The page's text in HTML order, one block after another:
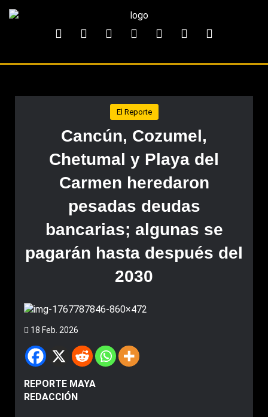
El Reporte
Cancún, Cozumel,
Chetumal y Playa del
Carmen heredaron
pesadas deudas
bancarias; algunas se
pagarán hasta después del
2030
18 Feb. 2026
REPORTE MAYA
REDACCIÓN